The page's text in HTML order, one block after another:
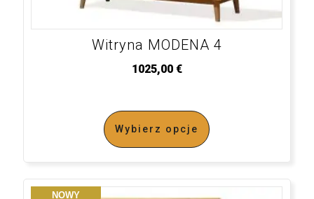
Witryna MODENA 4
1025,00 €
Wybierz opcje
NOWY